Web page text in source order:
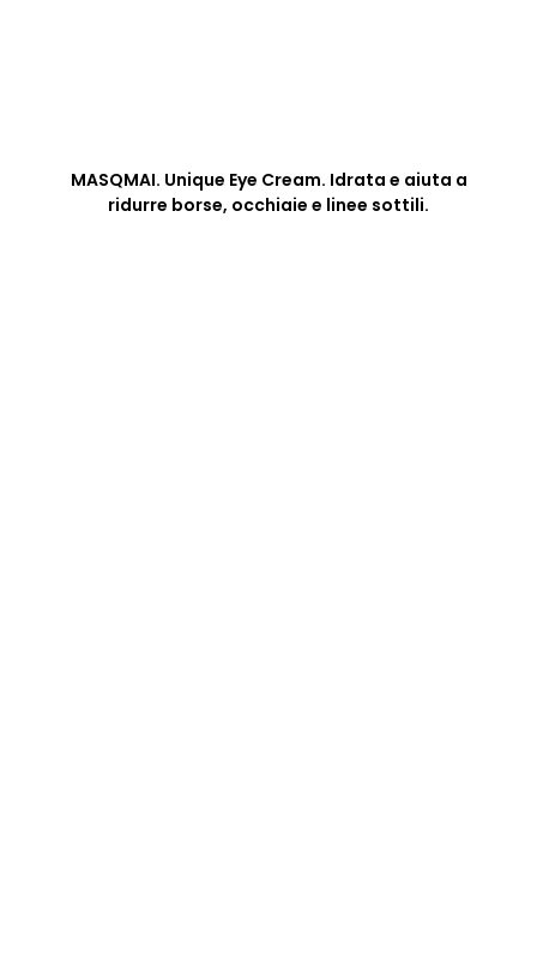
MASQMAI. Unique Eye Cream. Idrata e aiuta a
ridurre borse, occhiaie e linee sottili.